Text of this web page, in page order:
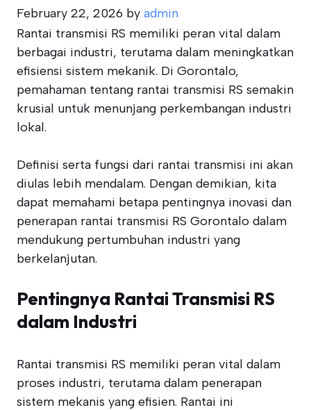
February 22, 2026 by admin
Rantai transmisi RS memiliki peran vital dalam
berbagai industri, terutama dalam meningkatkan
efisiensi sistem mekanik. Di Gorontalo,
pemahaman tentang rantai transmisi RS semakin
krusial untuk menunjang perkembangan industri
lokal.
Definisi serta fungsi dari rantai transmisi ini akan
diulas lebih mendalam. Dengan demikian, kita
dapat memahami betapa pentingnya inovasi dan
penerapan rantai transmisi RS Gorontalo dalam
mendukung pertumbuhan industri yang
berkelanjutan.
Pentingnya Rantai Transmisi RS
dalam Industri
Rantai transmisi RS memiliki peran vital dalam
proses industri, terutama dalam penerapan
sistem mekanis yang efisien. Rantai ini